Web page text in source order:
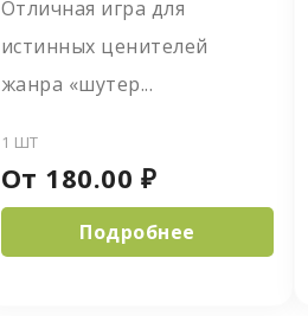
Отличная игра для
истинных ценителей
жанра «шутер...
1 ШТ
От 180.00 ₽
Подробнее